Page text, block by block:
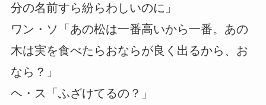
分の名前すら紛らわしいのに」
ワン・ソ「あの松は一番高いから一番。あの
木は実を食べたらおならが良く出るから、お
なら？」
ヘ・ス「ふざけてるの？」